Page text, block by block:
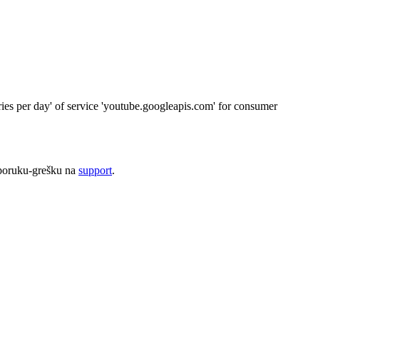
per day' of service 'youtube.googleapis.com' for consumer
grešku na support.